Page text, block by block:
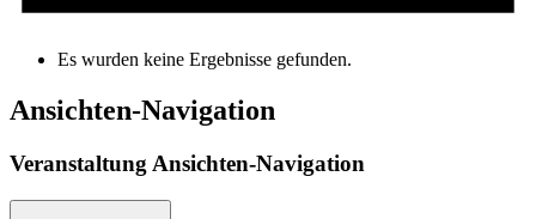
Es wurden keine Ergebnisse gefunden.
Ansichten-Navigation
Veranstaltung Ansichten-Navigation